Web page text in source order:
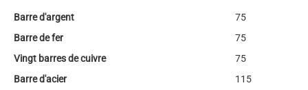
Barre d'argent
75
Barre de fer
75
Vingt barres de cuivre
75
Barre d'acier
115